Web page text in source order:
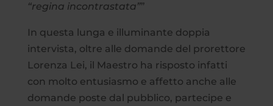
“regina incontrastata””
In questa lunga e illuminante doppia
intervista, oltre alle domande del prorettore
Lorenza Lei, il Maestro ha risposto infatti
con molto entusiasmo e affetto anche alle
domande poste dal pubblico, partecipe e